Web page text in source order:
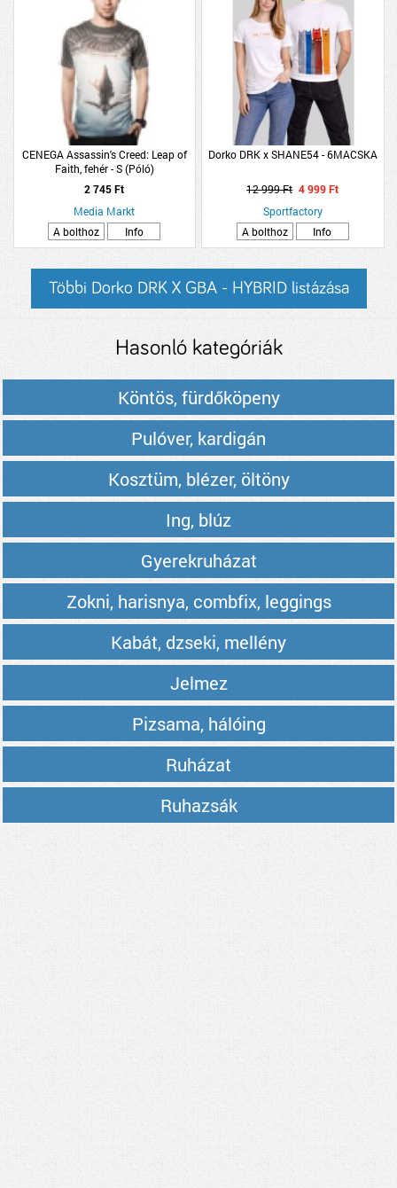
CENEGA Assassin's Creed: Leap of
Faith, fehér - S (Póló)
2 745 Ft
Media Markt
A bolthoz
Info
Dorko DRK x SHANE54 - 6MACSKA
12 999 Ft 4 999 Ft
Sportfactory
A bolthoz
Info
Többi Dorko DRK X GBA - HYBRID listázása
Hasonló kategóriák
Köntös, fürdőköpeny
Pulóver, kardigán
Kosztüm, blézer, öltöny
Ing, blúz
Gyerekruházat
Zokni, harisnya, combfix, leggings
Kabát, dzseki, mellény
Jelmez
Pizsama, hálóing
Ruházat
Ruhazsák